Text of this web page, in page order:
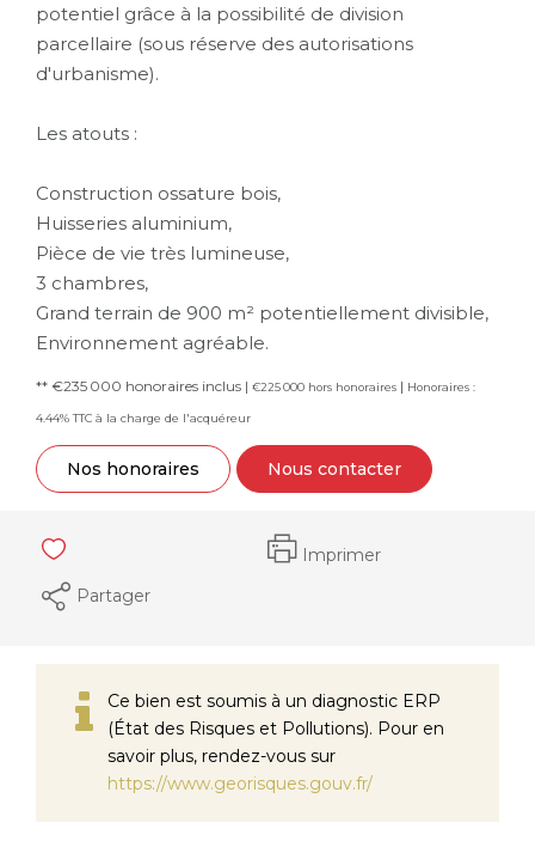
potentiel grâce à la possibilité de division
parcellaire (sous réserve des autorisations
d'urbanisme).
Les atouts :
Construction ossature bois,
Huisseries aluminium,
Pièce de vie très lumineuse,
3 chambres,
Grand terrain de 900 m² potentiellement divisible,
Environnement agréable.
** €235 000 honoraires inclus | €225 000 hors honoraires | Honoraires :
4.44% TTC à la charge de l'acquéreur
Nos honoraires Nous contacter
Imprimer
Partager
Ce bien est soumis à un diagnostic ERP
(État des Risques et Pollutions). Pour en
savoir plus, rendez-vous sur
https://www.georisques.gouv.fr/